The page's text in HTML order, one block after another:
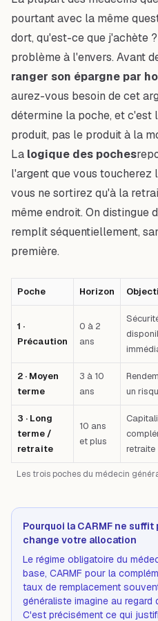
pourtant avec la même
dort, qu'est-ce que j'achète
problème à l'envers. Avant
ranger son épargne par
aurez-vous besoin de cet
détermine la poche, et c'est
produit, pas le produit à la
La logique des poches
l'argent que vous toucherez
vous ne sortirez qu'à la
même endroit. On distingue
remplit séquentiellement,
première.
Les trois poches du médecin
Poche Horizon
1 ·
Précaution
0 à 2
ans
2 · Moyen
terme
3 à 10
ans
un
3 · Long
terme /
retraite
10 ans
et plus
retraite
Pourquoi la CARMF ne
change votre allocation
Le régime obligatoire du
base, CARMF pour la
taux de remplacement
généraliste imagine au
C'est précisément ce qui